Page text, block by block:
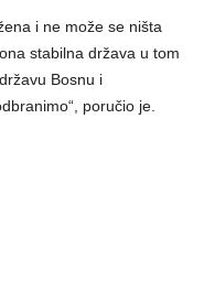
i ne može se ništa
stabilna država u tom
Bosnu i
poručio je.